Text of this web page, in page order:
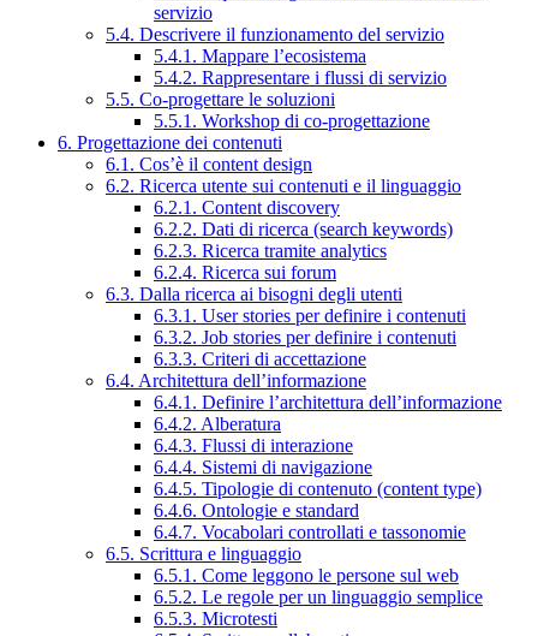
servizio
5.4. Descrivere il funzionamento del servizio
5.4.1. Mappare l’ecosistema
5.4.2. Rappresentare i flussi di servizio
5.5. Co-progettare le soluzioni
5.5.1. Workshop di co-progettazione
6. Progettazione dei contenuti
6.1. Cos’è il content design
6.2. Ricerca utente sui contenuti e il linguaggio
6.2.1. Content discovery
6.2.2. Dati di ricerca (search keywords)
6.2.3. Ricerca tramite analytics
6.2.4. Ricerca sui forum
6.3. Dalla ricerca ai bisogni degli utenti
6.3.1. User stories per definire i contenuti
6.3.2. Job stories per definire i contenuti
6.3.3. Criteri di accettazione
6.4. Architettura dell’informazione
6.4.1. Definire l’architettura dell’informazione
6.4.2. Alberatura
6.4.3. Flussi di interazione
6.4.4. Sistemi di navigazione
6.4.5. Tipologie di contenuto (content type)
6.4.6. Ontologie e standard
6.4.7. Vocabolari controllati e tassonomie
6.5. Scrittura e linguaggio
6.5.1. Come leggono le persone sul web
6.5.2. Le regole per un linguaggio semplice
6.5.3. Microtesti